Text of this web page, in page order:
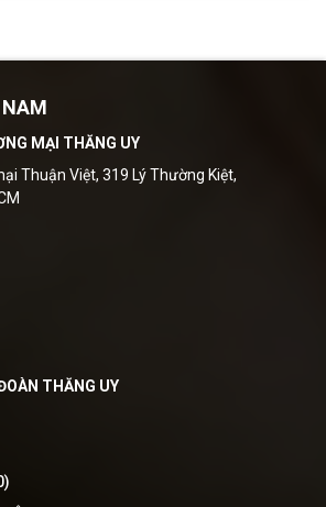
MẠI THĂNG UY
Thuận Việt, 319 Lý Thường Kiệt,
THĂNG UY